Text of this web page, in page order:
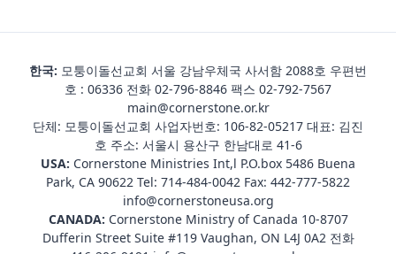
한국: 모퉁이돌선교회 서울 강남우체국 사서함 2088호 우편번
호 : 06336 전화 02-796-8846 팩스 02-792-7567
main@cornerstone.or.kr
단체: 모퉁이돌선교회 사업자번호: 106-82-05217 대표: 김진
호 주소: 서울시 용산구 한남대로 41-6
USA: Cornerstone Ministries Int,l P.O.box 5486 Buena
Park, CA 90622 Tel: 714-484-0042 Fax: 442-777-5822
info@cornerstoneusa.org
CANADA: Cornerstone Ministry of Canada 10-8707
Dufferin Street Suite #119 Vaughan, ON L4J 0A2 전화